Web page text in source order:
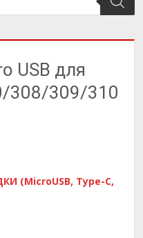
USB для
308/309/310
(MicroUSB, Type-C,